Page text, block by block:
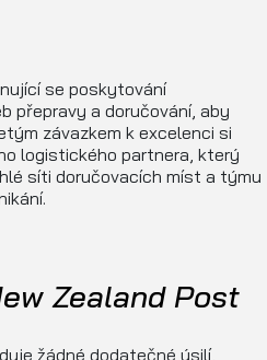
se poskytování
přepravy a doručování, aby
závazkem k excelenci si
logistického partnera, který
síti doručovacích míst a týmu
Zealand Post
žádné dodatečné úsilí,